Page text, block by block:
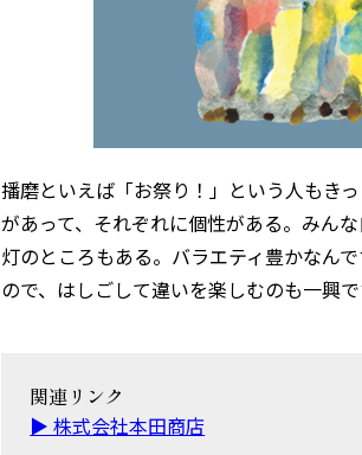
播磨といえば「お祭り！」という人もき
があって、それぞれに個性がある。みん
灯のところもある。バラエティ豊かなん
ので、はしごして違いを楽しむのも一興で
関連リンク
▶︎ 株式会社本田商店